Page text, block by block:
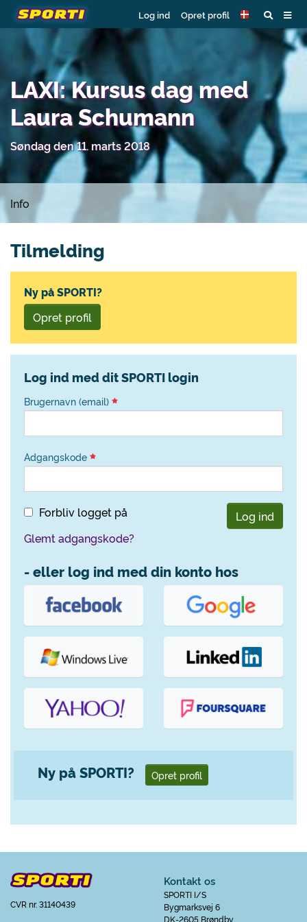
Log ind Opret profil
LAXI: Kursus dag med
Laura Schumann
Søndag den 11. marts 2018
Info
Tilmelding
Ny på SPORTI?
Opret profil
Log ind med dit SPORTI login
Brugernavn (email)
Adgangskode
Forbliv logget på
Log ind
Glemt adgangskode?
- eller log ind med din konto hos
Ny på SPORTI? Opret profil
CVR nr. 31140439
Kontakt os
SPORTI I/S
Bygmarksvej 6
DK-2605 Brøndby